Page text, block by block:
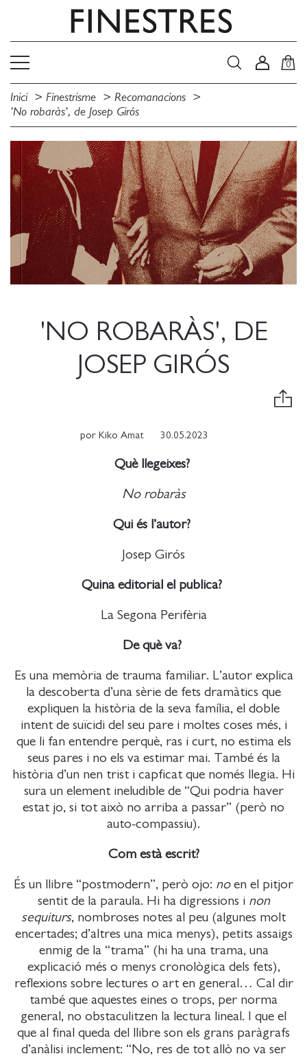
0
Inici Finestrisme
Recomanacions
'No robaràs', de Josep Girós
'NO ROBARÀS', DE
JOSEP GIRÓS
por Kiko Amat 30.05.2023
Què llegeixes?
No robaràs
Qui és l’autor?
Josep Girós
Quina editorial el publica?
La Segona Perifèria
De què va?
Es una memòria de trauma familiar. L’autor explica
la descoberta d’una sèrie de fets dramàtics que
expliquen la història de la seva família, el doble
intent de suïcidi del seu pare i moltes coses més, i
que li fan entendre perquè, ras i curt, no estima els
seus pares i no els va estimar mai. També és la
història d’un nen trist i capficat que només llegia. Hi
sura un element ineludible de “Qui podria haver
estat jo, si tot això no arriba a passar” (però no
auto-compassiu).
Com està escrit?
És un llibre “postmodern”, però ojo: noen el pitjor
sentit de la paraula. Hi ha digressions i non
sequiturs, nombroses notes al peu (algunes molt
encertades; d’altres una mica menys), petits assaigs
enmig de la “trama” (hi ha una trama, una
explicació més o menys cronològica dels fets),
reflexions sobre lectures o art en general… Cal dir
també que aquestes eines o trops, per norma
general, no obstaculitzen la lectura lineal. I que el
que al final queda del llibre son els grans paràgrafs
d’anàlisi inclement: “No, res de tot allò no va ser